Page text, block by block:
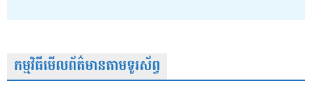
កម្មវិធីមើលព័ត៌មានតាមទូរស័ព្វ